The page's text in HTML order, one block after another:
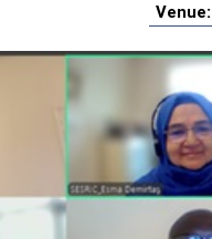
Venue: